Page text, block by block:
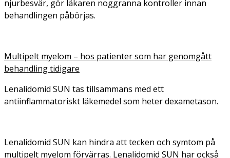
njurbesvär, gör läkaren noggranna kontroller innan
behandlingen påbörjas.
Multipelt myelom – hos patienter som har genomgått
behandling tidigare
Lenalidomid SUN tas tillsammans med ett
antiinflammatoriskt läkemedel som heter dexametason.
Lenalidomid SUN kan hindra att tecken och symtom på
multipelt myelom förvärras. Lenalidomid SUN har också